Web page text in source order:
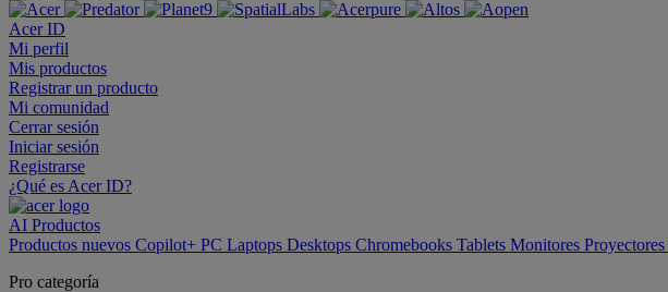
Acer ID
Mi perfil
Mis productos
Registrar un producto
Mi comunidad
Cerrar sesión
Iniciar sesión
Registrarse
¿Qué es Acer ID?
AI Productos
Productos nuevos Copilot+ PC Laptops Desktops Chromebooks Tablets Monitores Proyectores
Pro categoría